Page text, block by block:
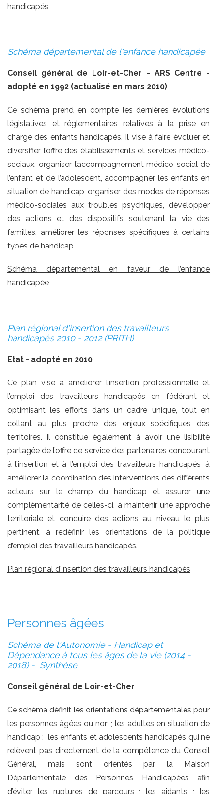
handicapés
Schéma départemental de l'enfance handicapée
Conseil général de Loir-et-Cher - ARS Centre -
adopté en 1992 (actualisé en mars 2010)
Ce schéma prend en compte les dernières évolutions
législatives et réglementaires relatives à la prise en
charge des enfants handicapés. Il vise à faire évoluer et
diversifier l’offre des établissements et services médico-
sociaux, organiser l’accompagnement médico-social de
l’enfant et de l’adolescent, accompagner les enfants en
situation de handicap, organiser des modes de réponses
médico-sociales aux troubles psychiques, développer
des actions et des dispositifs soutenant la vie des
familles, améliorer les réponses spécifiques à certains
types de handicap.
Schéma départemental en faveur de l’enfance
handicapée
Plan régional d'insertion des travailleurs
handicapés 2010 - 2012 (PRITH)
Etat - adopté en 2010
Ce plan vise à améliorer l’insertion professionnelle et
l’emploi des travailleurs handicapés en fédérant et
optimisant les efforts dans un cadre unique, tout en
collant au plus proche des enjeux spécifiques des
territoires. Il constitue également à avoir une lisibilité
partagée de l’offre de service des partenaires concourant
à l’insertion et à l’emploi des travailleurs handicapés, à
améliorer la coordination des interventions des différents
acteurs sur le champ du handicap et assurer une
complémentarité de celles-ci, à maintenir une approche
territoriale et conduire des actions au niveau le plus
pertinent, à redéfinir les orientations de la politique
d’emploi des travailleurs handicapés.
Plan régional d'insertion des travailleurs handicapés
Personnes âgées
Schéma de l'Autonomie - Handicap et
Dépendance à tous les âges de la vie (2014 -
2018) - Synthèse
Conseil général de Loir-et-Cher
Ce schéma définit les orientations départementales pour
les personnes âgées ou non ; les adultes en situation de
handicap ; les enfants et adolescents handicapés qui ne
relèvent pas directement de la compétence du Conseil
Général, mais sont orientés par la Maison
Départementale des Personnes Handicapées afin
d’éviter les ruptures de parcours ; les aidants ; les